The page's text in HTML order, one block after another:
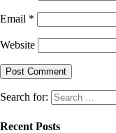
Email *
Website
Search for:
Recent Posts